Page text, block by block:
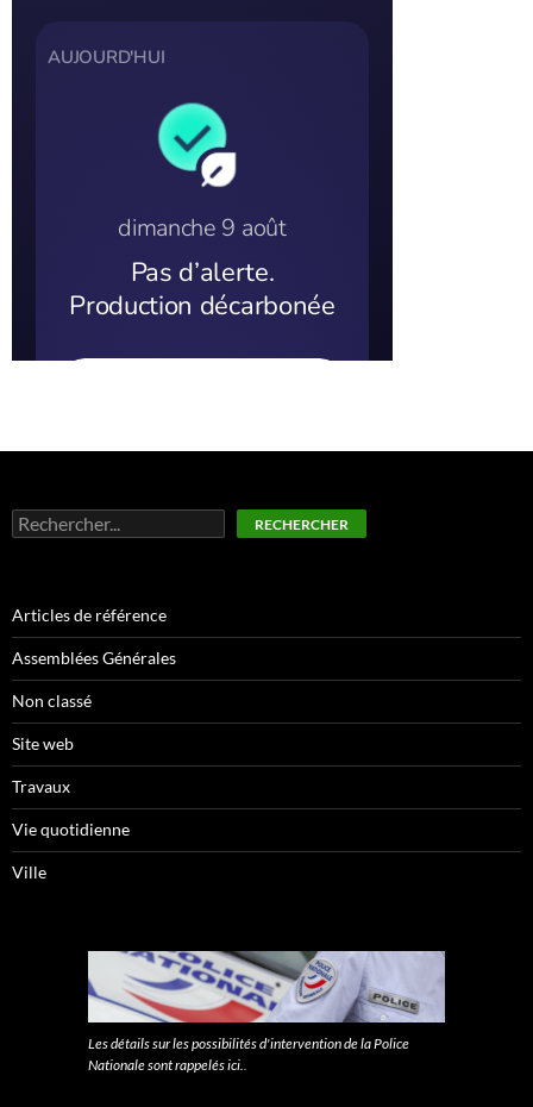
Rechercher RECHERCHER
Articles de référence
Assemblées Générales
Non classé
Site web
Travaux
Vie quotidienne
Ville
Les détails sur les possibilités d'intervention de la Police
Nationale sont rappelés ici..